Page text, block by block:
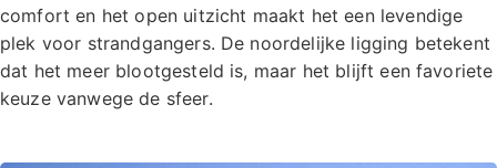
comfort en het open uitzicht maakt het een levendige
plek voor strandgangers. De noordelijke ligging betekent
dat het meer blootgesteld is, maar het blijft een favoriete
keuze vanwege de sfeer.